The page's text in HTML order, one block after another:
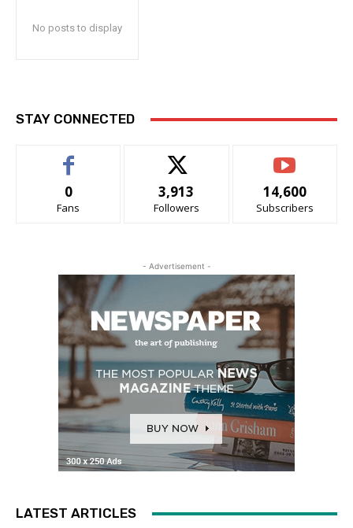
No posts to display
STAY CONNECTED
0
Fans
3,913
Followers
14,600
Subscribers
- Advertisement -
LATEST ARTICLES